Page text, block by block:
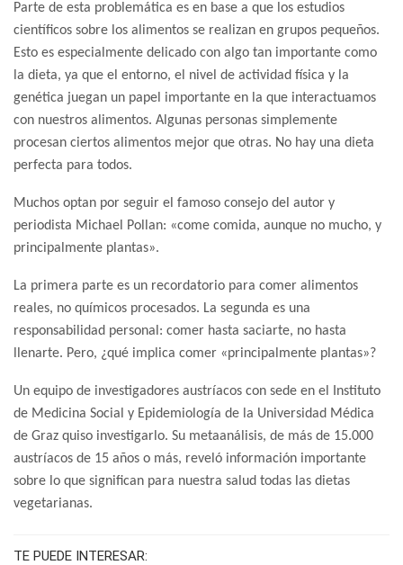
Parte de esta problemática es en base a que los estudios
científicos sobre los alimentos se realizan en grupos pequeños.
Esto es especialmente delicado con algo tan importante como
la dieta, ya que el entorno, el nivel de actividad física y la
genética juegan un papel importante en la que interactuamos
con nuestros alimentos. Algunas personas simplemente
procesan ciertos alimentos mejor que otras. No hay una dieta
perfecta para todos.
Muchos optan por seguir el famoso consejo del autor y
periodista Michael Pollan: «come comida, aunque no mucho, y
principalmente plantas».
La primera parte es un recordatorio para comer alimentos
reales, no químicos procesados. La segunda es una
responsabilidad personal: comer hasta saciarte, no hasta
llenarte. Pero, ¿qué implica comer «principalmente plantas»?
Un equipo de investigadores austríacos con sede en el Instituto
de Medicina Social y Epidemiología de la Universidad Médica
de Graz quiso investigarlo. Su metaanálisis, de más de 15.000
austríacos de 15 años o más, reveló información importante
sobre lo que significan para nuestra salud todas las dietas
vegetarianas.
TE PUEDE INTERESAR: